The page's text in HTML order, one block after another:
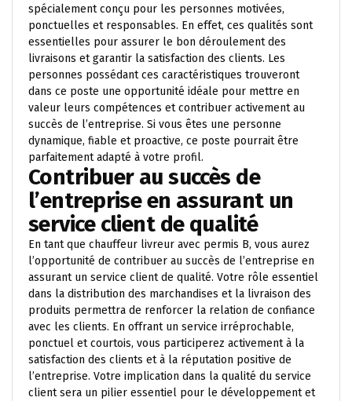
spécialement conçu pour les personnes motivées,
ponctuelles et responsables. En effet, ces qualités sont
essentielles pour assurer le bon déroulement des
livraisons et garantir la satisfaction des clients. Les
personnes possédant ces caractéristiques trouveront
dans ce poste une opportunité idéale pour mettre en
valeur leurs compétences et contribuer activement au
succès de l’entreprise. Si vous êtes une personne
dynamique, fiable et proactive, ce poste pourrait être
parfaitement adapté à votre profil.
Contribuer au succès de
l’entreprise en assurant un
service client de qualité
En tant que chauffeur livreur avec permis B, vous aurez
l’opportunité de contribuer au succès de l’entreprise en
assurant un service client de qualité. Votre rôle essentiel
dans la distribution des marchandises et la livraison des
produits permettra de renforcer la relation de confiance
avec les clients. En offrant un service irréprochable,
ponctuel et courtois, vous participerez activement à la
satisfaction des clients et à la réputation positive de
l’entreprise. Votre implication dans la qualité du service
client sera un pilier essentiel pour le développement et